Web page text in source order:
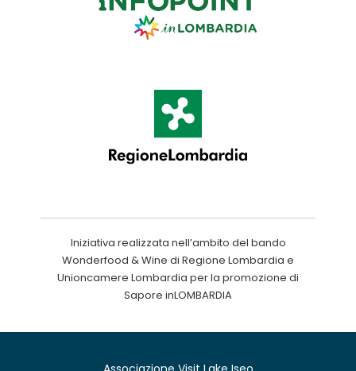
Iniziativa realizzata nell’ambito del bando
Wonderfood & Wine di Regione Lombardia e
Unioncamere Lombardia per la promozione di
Sapore inLOMBARDIA